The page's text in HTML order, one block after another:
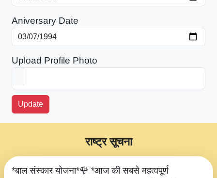
Aniversary Date
Upload Profile Photo
Update
*बाल संस्कार योजना*🌹 *आज की सबसे महत्वपूर्ण
राष्ट्र सूचना